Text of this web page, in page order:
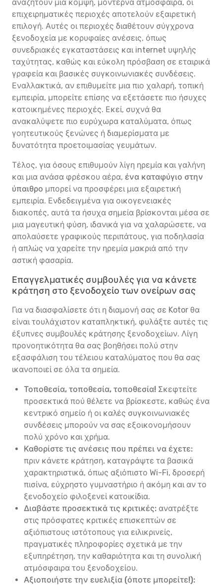
αναζητούν μια κομψή, μοντέρνα ατμόσφαιρα, οι
επιχειρηματικές περιοχές αποτελούν εξαιρετική
επιλογή. Αυτές οι περιοχές διαθέτουν σύγχρονα
ξενοδοχεία με κορυφαίες ανέσεις, όπως
συνεδριακές εγκαταστάσεις και internet υψηλής
ταχύτητας, καθώς και εύκολη πρόσβαση σε εταιρικά
γραφεία και βασικές συγκοινωνιακές συνδέσεις.
Εναλλακτικά, αν επιθυμείτε μια πιο χαλαρή, τοπική
εμπειρία, μπορείτε επίσης να εξετάσετε πιο ήσυχες
κατοικημένες περιοχές. Εκεί, συχνά θα
ανακαλύψετε πιο ευρύχωρα καταλύματα, όπως
γοητευτικούς ξενώνες ή διαμερίσματα με
δυνατότητα προετοιμασίας γευμάτων.
Τέλος, για όσους επιθυμούν λίγη ηρεμία και γαλήνη
και μια ανάσα φρέσκου αέρα, ένα καταφύγιο στην
ύπαιθρο μπορεί να προσφέρει μια εξαιρετική
εμπειρία. Ενδεδειγμένα για οικογενειακές
διακοπές, αυτά τα ήσυχα σημεία βρίσκονται μέσα σε
μια μαγευτική φύση, ιδανικά για να χαλαρώσετε, να
απολαύσετε γραφικούς περιπάτους, για ποδηλασία
ή απλώς να χαρείτε την ηρεμία μακριά από την
αστική φασαρία.
Επαγγελματικές συμβουλές για να κάνετε
κράτηση στο ξενοδοχείο των ονείρων σας
Για να διασφαλίσετε ότι η διαμονή σας σε Kotor θα
είναι τουλάχιστον καταπληκτική, φυλάξτε αυτές τις
έξυπνες συμβουλές κράτησης ξενοδοχείων. Λίγη
προνοητικότητα θα σας βοηθήσει πολύ στην
εξασφάλιση του τέλειου καταλύματος που θα σας
ικανοποιεί σε όλα τα σημεία.
Τοποθεσία, τοποθεσία, τοποθεσία! Σκεφτείτε
προσεκτικά πού θέλετε να βρίσκεστε, καθώς ένα
κεντρικό σημείο ή οι καλές συγκοινωνιακές
συνδέσεις μπορούν να σας εξοικονομήσουν
πολύ χρόνο και χρήμα.
Καθορίστε τις ανέσεις που πρέπει να έχετε:
πριν κάνετε κράτηση, καταγράψτε τα βασικά
χαρακτηριστικά, όπως αξιόπιστο Wi-Fi, δροσερή
πισίνα, εύχρηστο γυμναστήριο ή ακόμη και αν το
ξενοδοχείο φιλοξενεί κατοικίδια.
Διαβάστε προσεκτικά τις κριτικές: ανατρέξτε
στις πρόσφατες κριτικές επισκεπτών σε
αξιόπιστους ιστότοπους για ειλικρινείς,
πραγματικές πληροφορίες σχετικά με την
εξυπηρέτηση, την καθαριότητα και τη συνολική
ατμόσφαιρα του ξενοδοχείου.
Αξιοποιήστε την ευελιξία (όποτε μπορείτε!):